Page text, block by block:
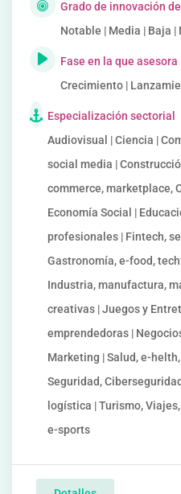
Grado de innovación
Notable | Media | Baja |
Fase en la que asesora
Crecimiento |
Especialización sectorial
Audiovisual | Ciencia |
social media |
commerce, marketplace,
Economía Social |
profesionales | Fintech,
Gastronomía, e-food,
Industria, manufactura,
creativas | Juegos y
emprendedoras |
Marketing | Salud, e-
Seguridad,
logística | Turismo,
e-sports